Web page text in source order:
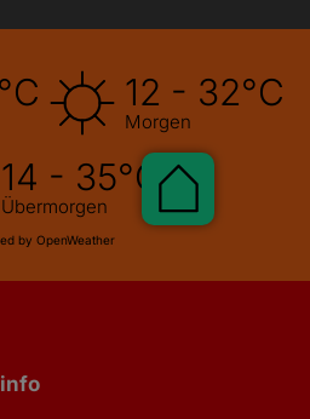
12 - 32°C
Morgen
14 - 35°C
Übermorgen
by OpenWeather